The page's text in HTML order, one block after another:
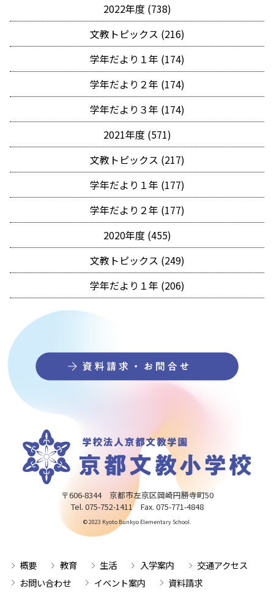
2022年度 (738)
文教トピックス (216)
学年だより１年 (174)
学年だより２年 (174)
学年だより３年 (174)
2021年度 (571)
文教トピックス (217)
学年だより１年 (177)
学年だより２年 (177)
2020年度 (455)
文教トピックス (249)
学年だより１年 (206)
〒606-8344 京都市左京区岡崎円勝寺町50
Tel. 075-752-1411 Fax. 075-771-4848
© 2023 Kyoto Bunkyo Elementary School.
概要 教育 生活 入学案内
交通アクセス
お問い合わせ
イベント案内
資料請求